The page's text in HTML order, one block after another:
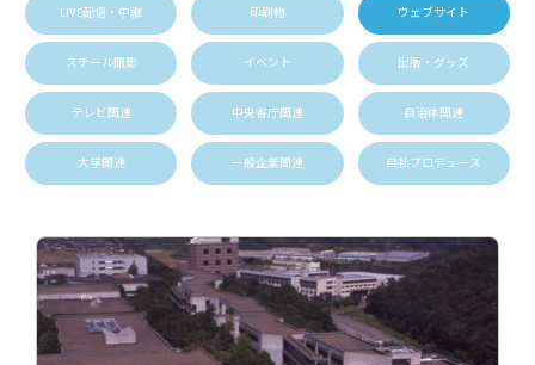
LIVE配信・中継 印刷物 ウェブサイト
スチール撮影 イベント 出版・グッズ
テレビ関連 中央省庁関連 自治体関連
大学関連 一般企業関連 自社プロデュース